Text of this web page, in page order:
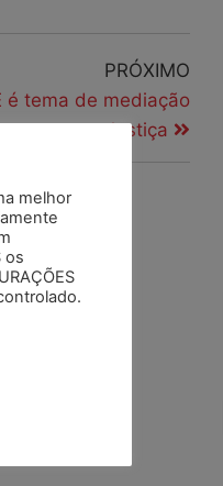
PRÓXIMO
é tema de mediação
na Justiça
melhor
os